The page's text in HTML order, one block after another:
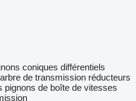
coniques différentiels
de transmission réducteurs
pignons de boîte de vitesses